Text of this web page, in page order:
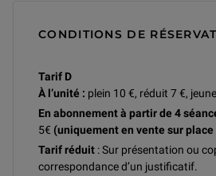
CONDITIONS DE
Tarif D
À l’unité : plein 10 €, réduit 7 €,
En abonnement à partir de 4
5€ (uniquement en vente sur
Tarif réduit : Sur présentation ou
correspondance d’un justificatif.